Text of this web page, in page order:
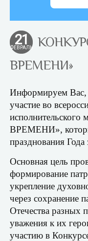
21
ФЕВРАЛЬ
ВРЕМЕНИ»
Информируем Вас,
участие во
ВРЕМЕНИ»,
празднования
Основная цель
формирование
укрепление
через сохранение
Отечества разных
уважения к их
участию в